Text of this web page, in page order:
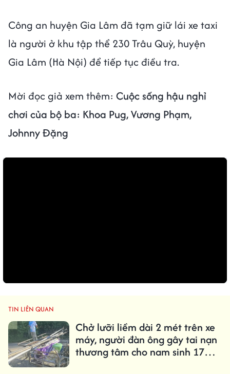
Công an huyện Gia Lâm đã tạm giữ lái xe taxi
là người ở khu tập thể 230 Trâu Quỳ, huyện
Gia Lâm (Hà Nội) để tiếp tục điều tra.
Mời đọc giả xem thêm: Cuộc sống hậu nghỉ
chơi của bộ ba: Khoa Pug, Vương Phạm,
Johnny Đặng
TIN LIÊN QUAN
Chở lưỡi liềm dài 2 mét trên xe
máy, người đàn ông gây tai nạn
thương tâm cho nam sinh 17